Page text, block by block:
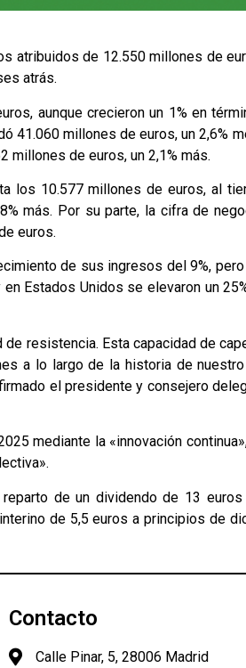
atribuidos de 12.550 millones de
atrás.
aunque crecieron un 1% en
41.060 millones de euros, un 2,6%
millones de euros, un 2,1% más.
los 10.577 millones de euros, al
más. Por su parte, la cifra de
euros.
de sus ingresos del 9%,
Estados Unidos se elevaron un
de resistencia. Esta capacidad de
a lo largo de la historia de
el presidente y consejero
mediante la «innovación
de un dividendo de 13
de 5,5 euros a principios de
Contacto
Calle Pinar, 5, 28006 Madrid